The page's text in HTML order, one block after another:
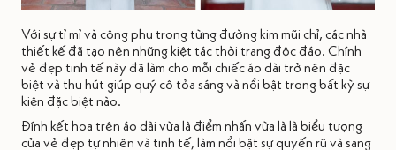
Với sự tỉ mỉ và công phu trong từng đường kim mũi chỉ, các nhà
thiết kế đã tạo nên những kiệt tác thời trang độc đáo. Chính
vẻ đẹp tinh tế này đã làm cho mỗi chiếc áo dài trở nên đặc
biệt và thu hút giúp quý cô tỏa sáng và nổi bật trong bất kỳ sự
kiện đặc biệt nào.
Đính kết hoa trên áo dài vừa là điểm nhấn vừa là là biểu tượng
của vẻ đẹp tự nhiên và tinh tế, làm nổi bật sự quyến rũ và sang